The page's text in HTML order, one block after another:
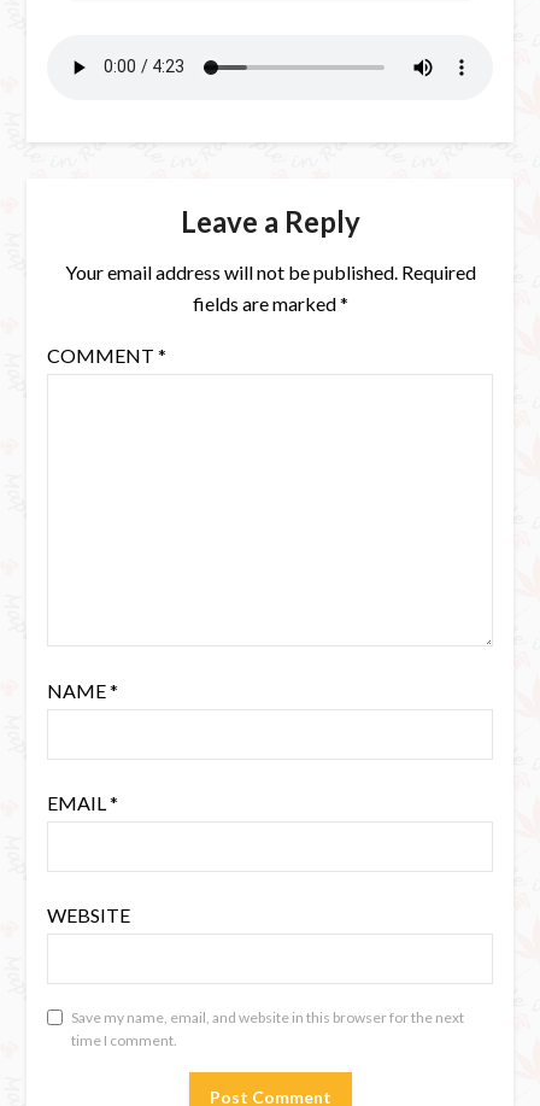
Leave a Reply
Your email address will not be published. Required
fields are marked*
COMMENT *
NAME*
EMAIL*
WEBSITE
Save my name, email, and website in this browser for the next
time I comment.